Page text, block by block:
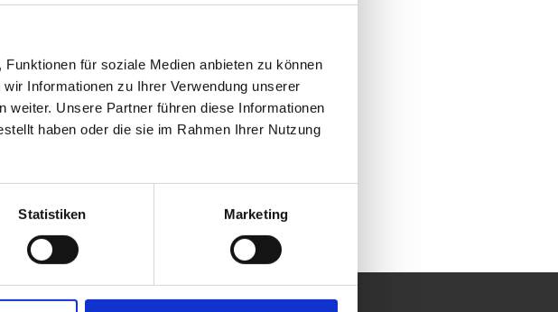
für soziale Medien anbieten zu können
Informationen zu Ihrer Verwendung unserer
weiter. Unsere Partner führen diese Informationen
haben oder die sie im Rahmen Ihrer Nutzung
Statistiken Marketing